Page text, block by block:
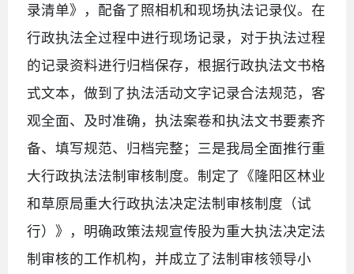
录清单》，配备了照相机和现场执法记录仪。在
行政执法全过程中进行现场记录，对于执法过程
的记录资料进行归档保存，根据行政执法文书格
式文本，做到了执法活动文字记录合法规范，客
观全面、及时准确，执法案卷和执法文书要素齐
备、填写规范、归档完整；三是我局全面推行重
大行政执法法制审核制度。制定了《隆阳区林业
和草原局重大行政执法决定法制审核制度（试
行）》，明确政策法规宣传股为重大执法决定法
制审核的工作机构，并成立了法制审核领导小